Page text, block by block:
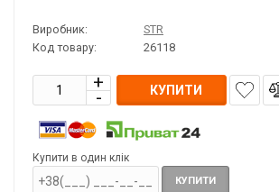
Виробник:
STR
Код товару:
26118
КУПИТИ
Купити в один клік
КУПИТИ